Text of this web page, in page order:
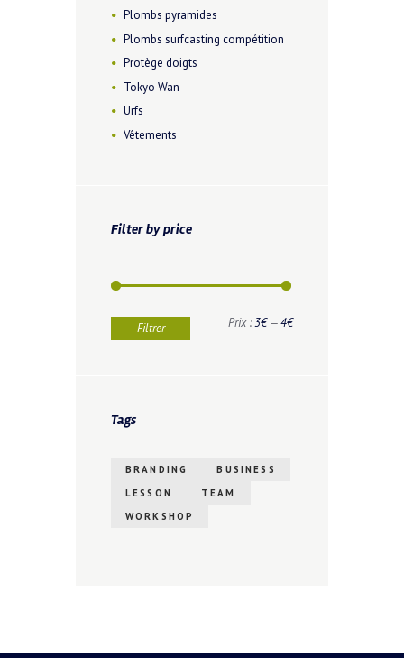
Plombs pyramides
Plombs surfcasting compétition
Protège doigts
Tokyo Wan
Urfs
Vêtements
Filter by price
Prix
Prix
Filtrer Prix :3€—4€
Tags
BRANDING
BUSINESS
LESSON
TEAM
WORKSHOP